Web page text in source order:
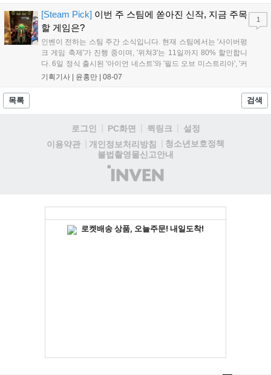
'마블 투혼: 파이팅 소울즈'와 레트로 수리 시뮬레이션 '리스토
리'도 스팀에 정식 출시되었습니다....
[Steam Pick] 이번 주 스팀에 쏟아진 신작, 지금 주목
할 게임은?
인벤이 전하는 스팀 주간 소식입니다. 현재 스팀에서는 '사이버펑
크 게임 축제'가 진행 중이며, '위쳐3'는 11일까지 80% 할인합니
다. 6일 정식 출시된 '아이언 네스트'와 '필드 오브 미스트리아', '커
세어 코브'가 호평받고 있습니다. 한편, 7일 출시된 '마블 투혼'은
다. 유비소프트의 '고스트리콘: 와일드랜드'는 7년 만의 대규모 업
기획기사 | 윤홍만 | 08-07
1
목록 검색
로그인 PC화면 퀵링크
설정
이용약관
개인정보처리방침
청소년보호정책
불법촬영물신고안내
(주)
인